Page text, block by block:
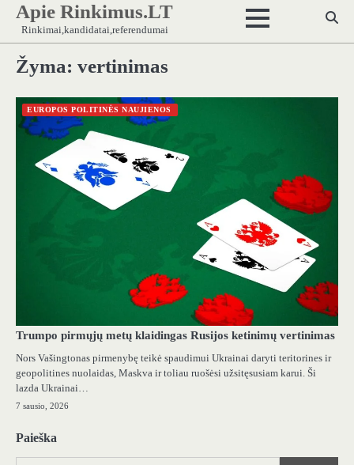
Skip
content
Apie Rinkimus.LT
Rinkimai,kandidatai,referendumai
Žyma: vertinimas
EUROPOS POLITINĖS NAUJIENOS
Trumpo pirmųjų metų klaidingas Rusijos ketinimų vertinimas
Nors Vašingtonas pirmenybę teikė spaudimui Ukrainai daryti teritorines ir
geopolitines nuolaidas, Maskva ir toliau ruošėsi užsitęsusiam karui. Ši
lazda Ukrainai…
7 sausio, 2026
Paieška